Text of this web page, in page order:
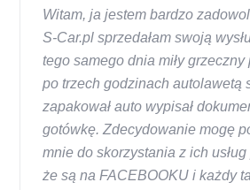
Witam, ja jestem bardzo
S-Car.pl sprzedałam swoją
tego samego dnia miły grzeczny
po trzech godzinach autolawetą
zapakował auto wypisał
gotówkę. Zdecydowanie mogę
mnie do skorzystania z ich usług
że są na FACEBOOKU i każdy